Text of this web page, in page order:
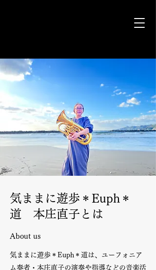
気ままに遊歩＊Euph＊
道 本庄直子とは
About us
気ままに遊歩＊Euph＊道は、ユーフォニア
ム奏者・本庄直子の演奏や指導などの音楽活